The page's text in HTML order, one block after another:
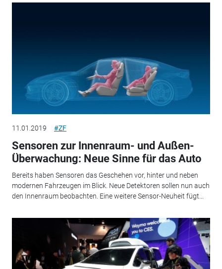
11.01.2019 #ZF
Sensoren zur Innenraum- und Außen-
Überwachung: Neue Sinne für das Auto
Bereits haben Sensoren das Geschehen vor, hinter und neben
modernen Fahrzeugen im Blick. Neue Detektoren sollen nun auch
den Innenraum beobachten. Eine weitere Sensor-Neuheit fügt...